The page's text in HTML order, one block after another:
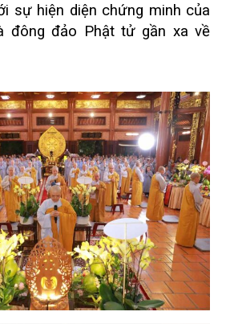
sự hiện diện chứng minh của
đông đảo Phật tử gần xa về